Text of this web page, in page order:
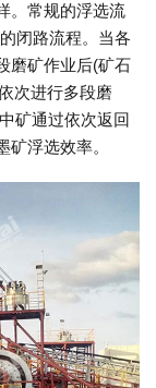
。常规的浮选流
闭路流程。当各
磨矿作业后(矿石
次进行多段磨
矿通过依次返回
浮选效率。